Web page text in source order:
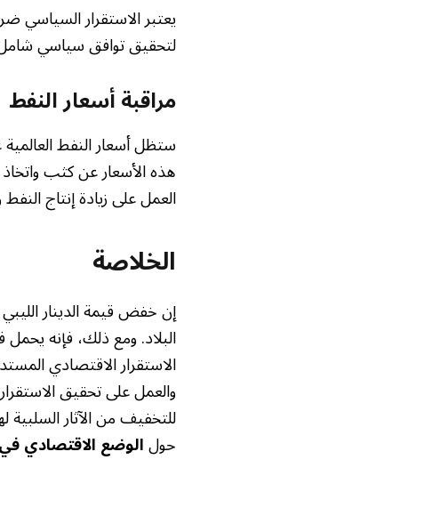
يعتبر الاستقرار السياسي
لتحقيق توافق سياسي شامل
مراقبة أسعار النفط
ستظل أسعار النفط
هذه الأسعار عن كثب
العمل على زيادة إنتاج
الخلاصة
إن خفض قيمة الدينار
البلاد. ومع ذلك، فإنه
الاستقرار الاقتصادي
والعمل على تحقيق
للتخفيف من الآثار
حولالوضع الاقتصادي في